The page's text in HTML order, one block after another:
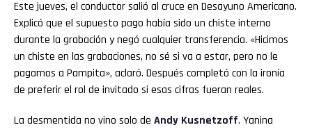
Este jueves, el conductor salió al cruce en Desayuno Americano.
Explicó que el supuesto pago había sido un chiste interno
durante la grabación y negó cualquier transferencia. «Hicimos
un chiste en las grabaciones, no sé si va a estar, pero no le
pagamos a Pampita», aclaró. Después completó con la ironía
de preferir el rol de invitado si esas cifras fueran reales.
La desmentida no vino solo de Andy Kusnetzoff. Yanina